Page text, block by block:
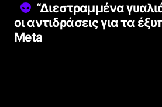
“Διεστραμμένα
οι αντιδράσεις για τα
Meta